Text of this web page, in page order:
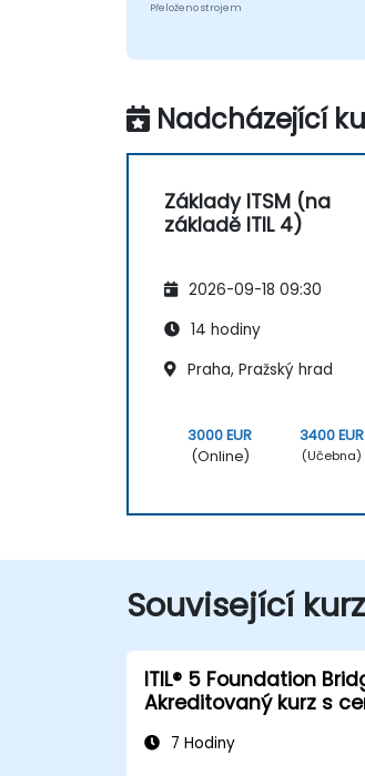
jsme splnili SLA", ale "jestli
stanovil."
Přeloženo strojem
Nadcházející
Základy ITSM (na
základě ITIL 4)
2026-09-18 09:30
14 hodiny
Praha, Pražský hrad
3000 EUR
(Online)
3400 EUR
(Učebna)
Související
ITIL® 5 Foundation
Akreditovaný kurz s
7 Hodiny